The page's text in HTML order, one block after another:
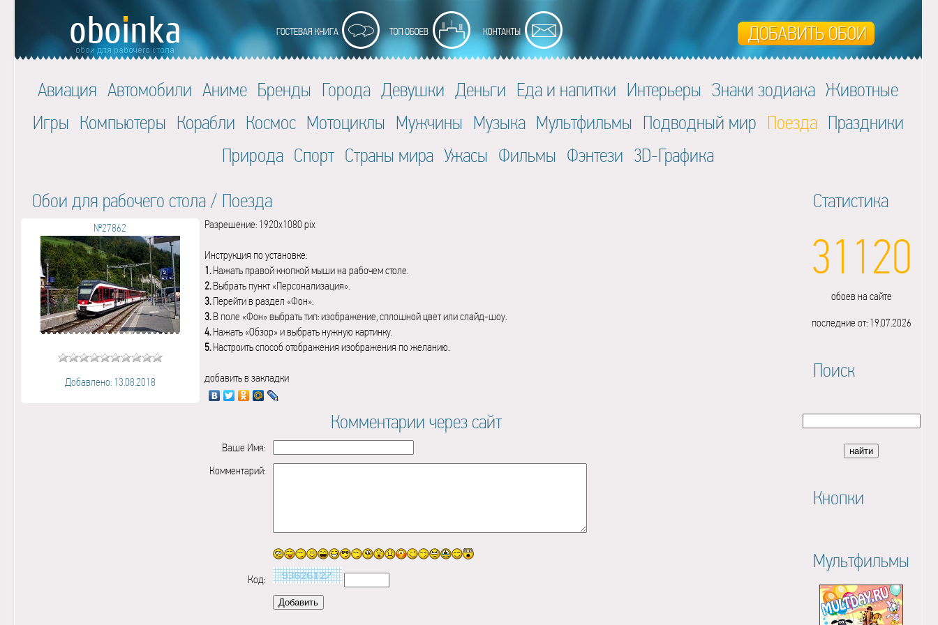
Авиация Автомобили Аниме Бренды Города Девушки Деньги Еда и напитки Интерьеры Знаки зодиака Животные
Игры Компьютеры Корабли Космос Мотоциклы Мужчины Музыка Мультфильмы Подводный мир Поезда Праздники
Природа Спорт Страны мира Ужасы Фильмы Фэнтези 3D-Графика
Обои для рабочего стола/ Поезда
№27862
Добавлено: 13.08.2018
Разрешение: 1920x1080 pix
Инструкция по установке:
1.Нажать правой кнопкой мыши на рабочем столе.
2.Выбрать пункт «Персонализация».
3.Перейти в раздел «Фон».
3.В поле «Фон» выбрать тип: изображение, сплошной цвет или слайд-шоу.
4.Нажать «Обзор» и выбрать нужную картинку.
5.Настроить способ отображения изображения по желанию.
добавить в закладки
Комментарии через сайт
Ваше Имя:
Комментарий:
Код:
Статистика
31120
обоев на сайте
последние от: 19.07.2026
Поиск
Кнопки
Мультфильмы